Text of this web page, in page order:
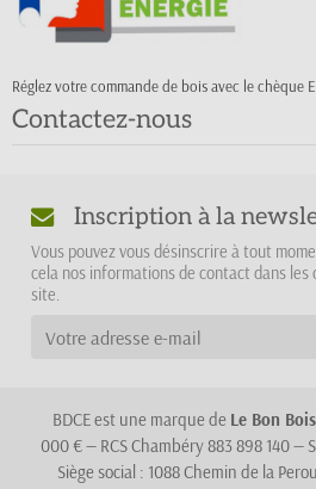
Réglez votre commande de bois avec le chèque
Contactez-nous
Inscription à la
Vous pouvez vous désinscrire à tout
cela nos informations de contact dans
site.
BDCE est une marque de Le Bon Bois
000 € — RCS Chambéry 883 898 140 —
Siège social : 1088 Chemin de la